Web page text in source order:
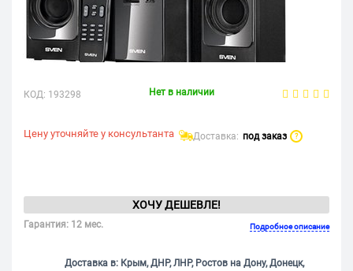
КОД: 193298 Нет в наличии
Цену уточняйте у консультанта Доставка: под заказ ?
ХОЧУ ДЕШЕВЛЕ!
Гарантия: 12 мес. Подробное описание
Доставка в: Крым, ДНР, ЛНР, Ростов на Дону, Донецк,